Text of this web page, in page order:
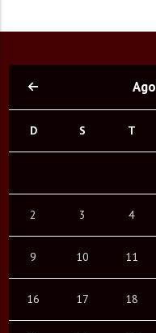
D S T
2 3 4
9 10 11
16 17 18